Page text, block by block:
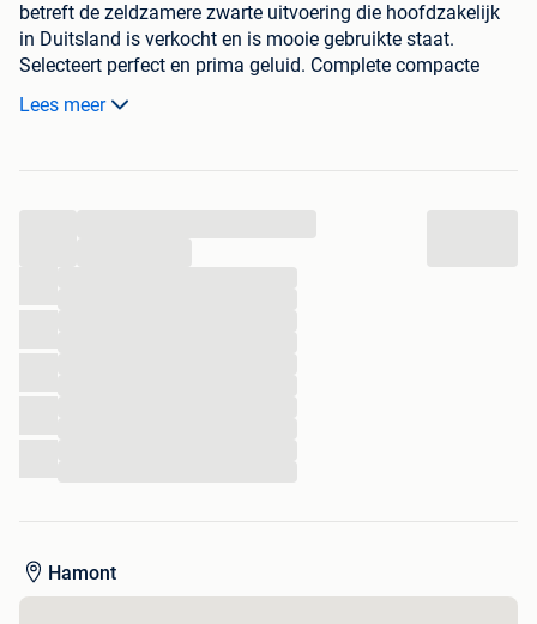
betreft de zeldzamere zwarte uitvoering die hoofdzakelijk
in Duitsland is verkocht en is mooie gebruikte staat.
Selecteert perfect en prima geluid. Complete compacte
jukebox inclusief sleutels. Staat op vrij select of muntgeld.
Afmetingen 115 X 80 X 60 cm. (Hoogte X breedte X diepte)
Lees meer
Hamont